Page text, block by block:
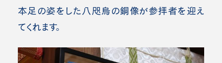
本足の姿をした 八咫烏 の銅像が参拝者を迎え
てくれます。